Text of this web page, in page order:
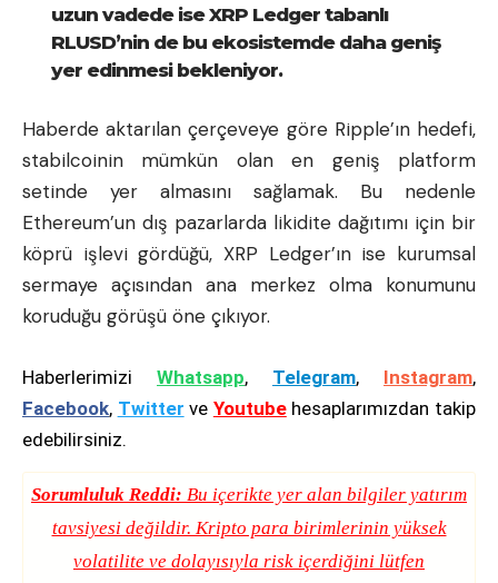
uzun vadede ise XRP Ledger tabanlı
RLUSD’nin de bu ekosistemde daha geniş
yer edinmesi bekleniyor.
Haberde aktarılan çerçeveye göre Ripple’ın hedefi,
stabilcoinin mümkün olan en geniş platform
setinde yer almasını sağlamak. Bu nedenle
Ethereum’un dış pazarlarda likidite dağıtımı için bir
köprü işlevi gördüğü, XRP Ledger’ın ise kurumsal
sermaye açısından ana merkez olma konumunu
koruduğu görüşü öne çıkıyor.
Haberlerimizi Whatsapp, Telegram, Instagram,
Facebook, Twitter ve Youtubehesaplarımızdan takip
edebilirsiniz.
Sorumluluk Reddi: Bu içerikte yer alan bilgiler yatırım
tavsiyesi değildir. Kripto para birimlerinin yüksek
volatilite ve dolayısıyla risk içerdiğini lütfen